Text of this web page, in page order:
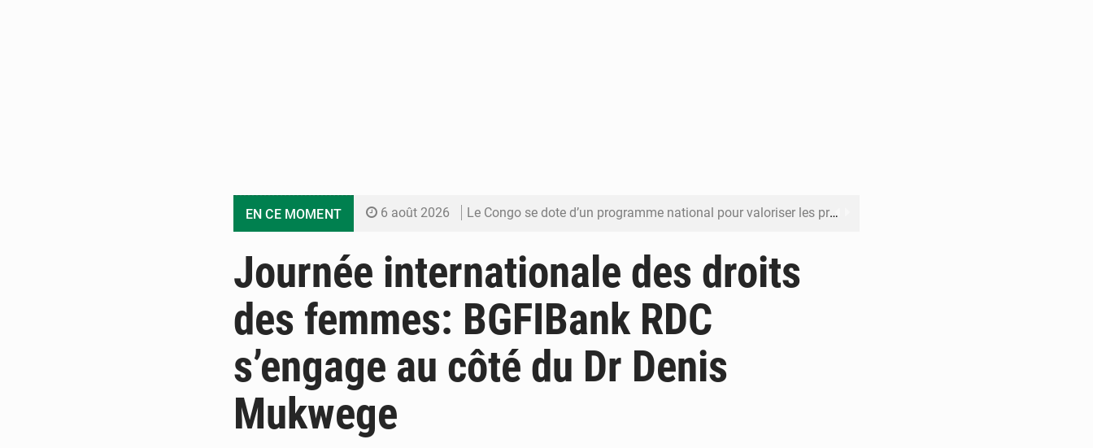
EN CE MOMENT 6 août 2026 Le Congo se dote d’un programme national pour valoriser les produits forestiers non ligneux
5 août 2026 Cémac : la Commission présente à Denis Sassou N’Guesso sa feuille de route
5 août 2026 Assassinat de l’entrepreneur sportif Vally Amisi : le principal suspect arrêté à Brazzaville
5 août 2026 Compétitions africaines : la CAF ferme la porte à l’AC Léopards et à l’AS Otohô
Journée internationale des droits
des femmes: BGFIBank RDC
s’engage au côté du Dr Denis
Mukwege